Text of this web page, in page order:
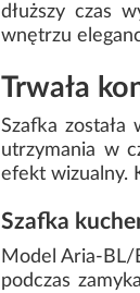
dłuższy czas
wnętrzu
Trwała
Szafka
utrzymania w
efekt wizualny.
Szafka
Model Aria-BL/
podczas